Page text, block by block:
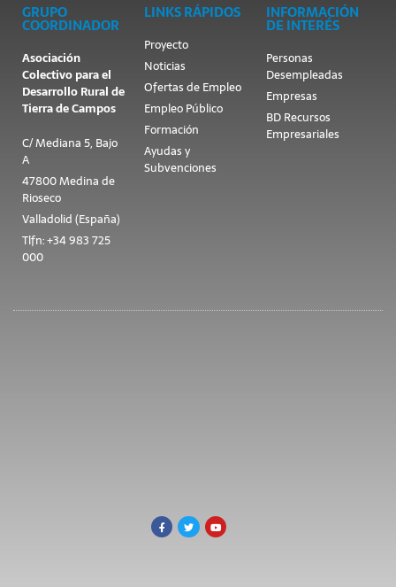
GRUPO
COORDINADOR
Asociación
Colectivo para el
Desarrollo Rural de
Tierra de Campos
C/ Mediana 5, Bajo
A
47800 Medina de
Rioseco
Valladolid (España)
Tlfn: +34 983 725
000
LINKS RÁPIDOS
Proyecto
Noticias
Ofertas de Empleo
Empleo Público
Formación
Ayudas y
Subvenciones
INFORMACIÓN
DE INTERÉS
Personas
Desempleadas
Empresas
BD Recursos
Empresariales